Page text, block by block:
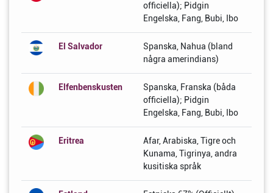
officiella); Pidgin
Engelska, Fang, Bubi, Ibo
El Salvador
Spanska, Nahua (bland
några amerindians)
Elfenbenskusten
Spanska, Franska (båda
officiella); Pidgin
Engelska, Fang, Bubi, Ibo
Eritrea
Afar, Arabiska, Tigre och
Kunama, Tigrinya, andra
kusitiska språk